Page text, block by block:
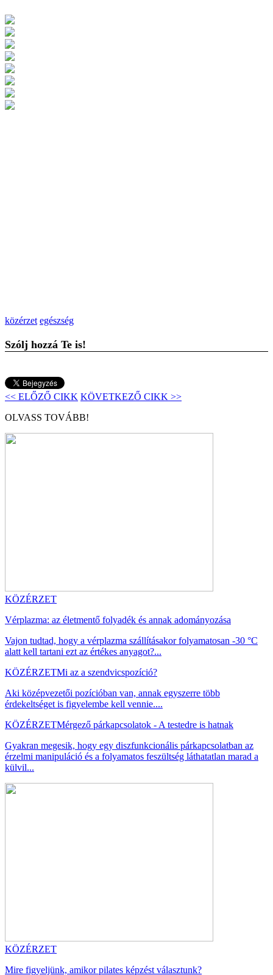
közérzet egészség
Szólj hozzá Te is!
<< ELŐZŐ CIKK KÖVETKEZŐ CIKK >>
OLVASS TOVÁBB!
KÖZÉRZET
Vérplazma: az életmentő folyadék és annak adományozása
Vajon tudtad, hogy a vérplazma szállításakor folyamatosan -30 °C
alatt kell tartani ezt az értékes anyagot?...
KÖZÉRZETMi az a szendvicspozíció?
Aki középvezetői pozícióban van, annak egyszerre több
érdekeltséget is figyelembe kell vennie....
KÖZÉRZETMérgező párkapcsolatok - A testedre is hatnak
Gyakran megesik, hogy egy diszfunkcionális párkapcsolatban az
érzelmi manipuláció és a folyamatos feszültség láthatatlan marad a
külvil...
KÖZÉRZET
Mire figyeljünk, amikor pilates képzést választunk?